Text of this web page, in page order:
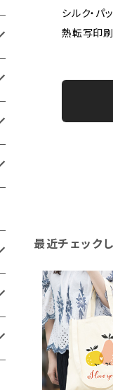
シルク・パ
熱転写印刷
最近チェック